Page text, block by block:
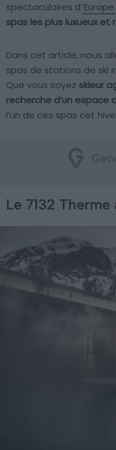
spectaculaires d’Europe
spas les plus luxueux et
Dans cet article, nous
spas de stations de ski
Que vous soyez skieur
recherche d’un espace
l’un de ces spas cet
Le 7132